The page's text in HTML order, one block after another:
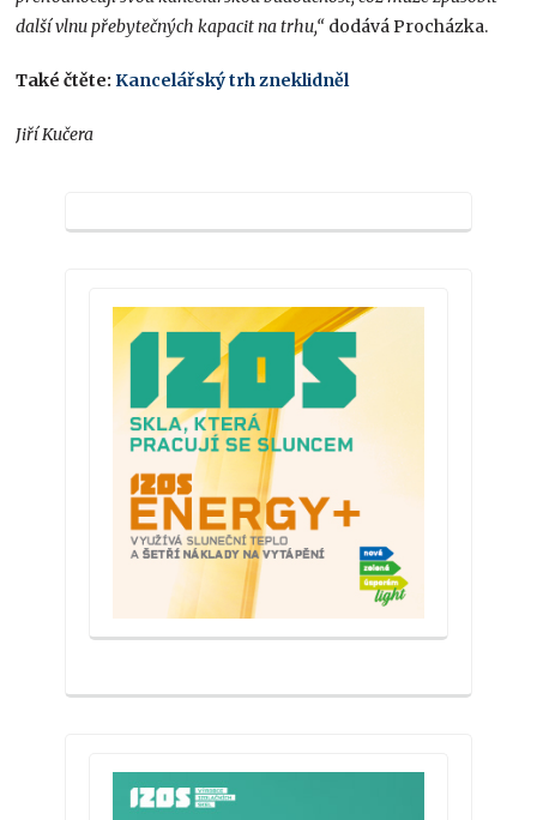
další vlnu přebytečných kapacit na trhu,“ dodává Procházka.
Také čtěte: Kancelářský trh zneklidněl
Jiří Kučera